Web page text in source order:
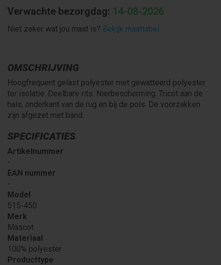
Verwachte bezorgdag: 14-08-2026
Niet zeker wat jou maat is? Bekijk maattabel
OMSCHRIJVING
Hoogfrequent gelast polyester met gewatteerd polyester
ter isolatie. Deelbare rits. Nierbescherming. Tricot aan de
hals, onderkant van de rug en bij de pols. De voorzakken
zijn afgezet met band.
SPECIFICATIES
Artikelnummer
-
EAN nummer
-
Model
515-450
Merk
Mascot
Materiaal
100% polyester
Producttype